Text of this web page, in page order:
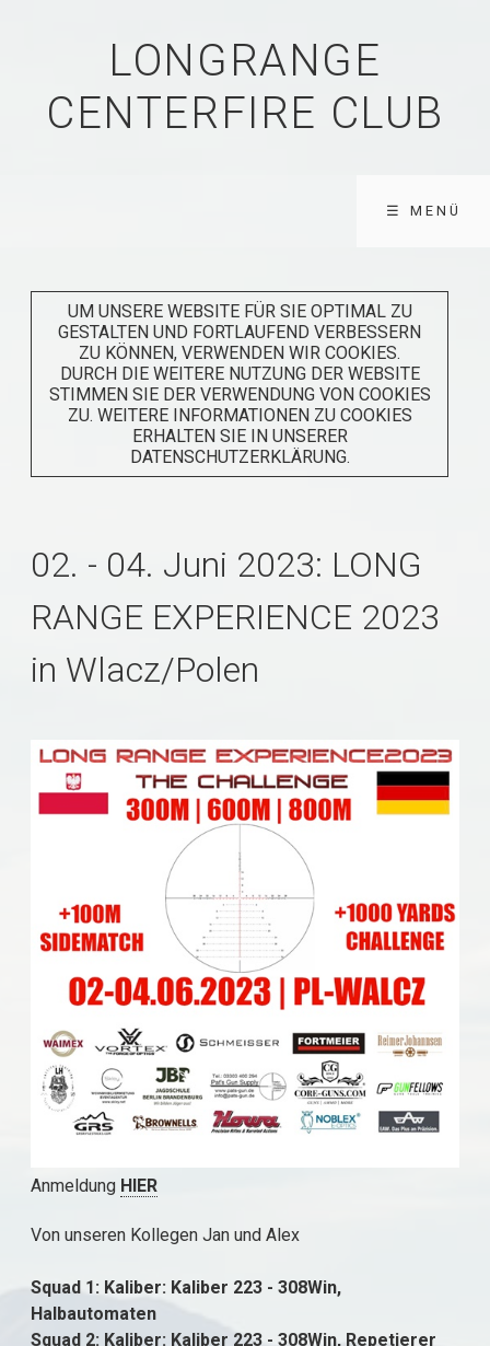
LONGRANGE
CENTERFIRE CLUB
☰ MENÜ
UM UNSERE WEBSITE FÜR SIE OPTIMAL ZU
GESTALTEN UND FORTLAUFEND VERBESSERN
ZU KÖNNEN, VERWENDEN WIR COOKIES.
DURCH DIE WEITERE NUTZUNG DER WEBSITE
STIMMEN SIE DER VERWENDUNG VON COOKIES
ZU. WEITERE INFORMATIONEN ZU COOKIES
ERHALTEN SIE IN UNSERER
DATENSCHUTZERKLÄRUNG.
02. - 04. Juni 2023: LONG
RANGE EXPERIENCE 2023
in Wlacz/Polen
Anmeldung HIER
Von unseren Kollegen Jan und Alex
Squad 1: Kaliber: Kaliber 223 - 308Win,
Halbautomaten
Squad 2: Kaliber: Kaliber 223 - 308Win, Repetierer